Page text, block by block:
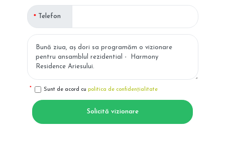
Telefon
Sunt de acord cu politica de confidențialitate
Solicită vizionare